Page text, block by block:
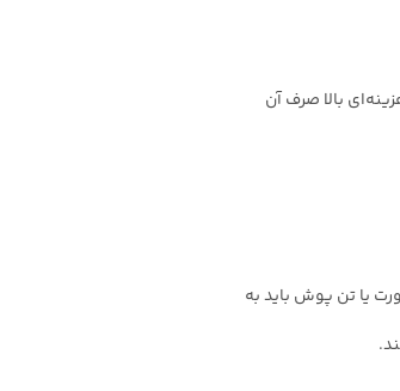
بالا صرف آن
یا تن پوش باید به